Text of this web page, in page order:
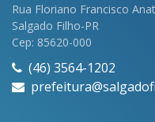
Rua Floriano Francisco
Salgado Filho-PR
Cep: 85620-000
(46) 3564-1202